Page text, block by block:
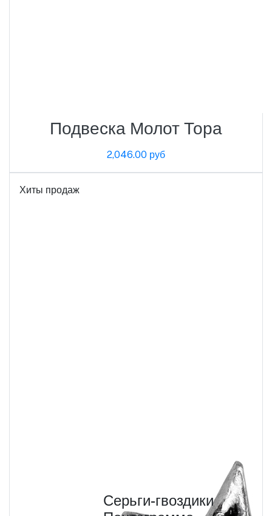
Подвеска Молот Тора
2,046.00 руб
Хиты продаж
Серьги-гвоздики